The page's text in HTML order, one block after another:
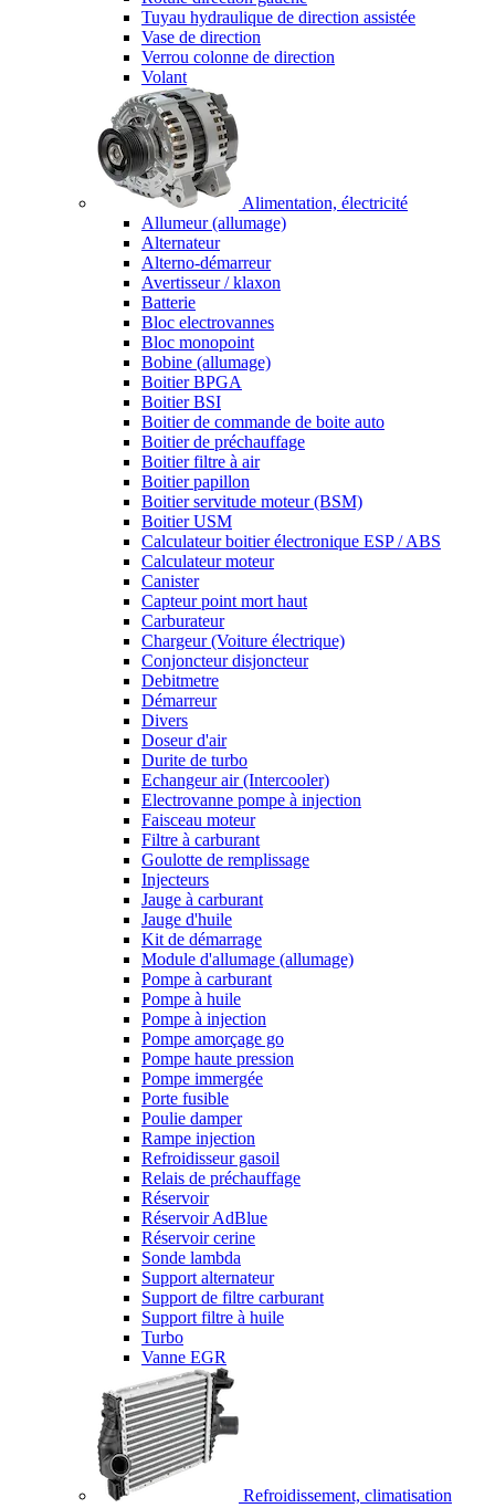
Tuyau hydraulique de direction assistée
Vase de direction
Verrou colonne de direction
Volant
Alimentation, électricité
Allumeur (allumage)
Alternateur
Alterno-démarreur
Avertisseur / klaxon
Batterie
Bloc electrovannes
Bloc monopoint
Bobine (allumage)
Boitier BPGA
Boitier BSI
Boitier de commande de boite auto
Boitier de préchauffage
Boitier filtre à air
Boitier papillon
Boitier servitude moteur (BSM)
Boitier USM
Calculateur boitier électronique ESP / ABS
Calculateur moteur
Canister
Capteur point mort haut
Carburateur
Chargeur (Voiture électrique)
Conjoncteur disjoncteur
Debitmetre
Démarreur
Divers
Doseur d'air
Durite de turbo
Echangeur air (Intercooler)
Electrovanne pompe à injection
Faisceau moteur
Filtre à carburant
Goulotte de remplissage
Injecteurs
Jauge à carburant
Jauge d'huile
Kit de démarrage
Module d'allumage (allumage)
Pompe à carburant
Pompe à huile
Pompe à injection
Pompe amorçage go
Pompe haute pression
Pompe immergée
Porte fusible
Poulie damper
Rampe injection
Refroidisseur gasoil
Relais de préchauffage
Réservoir
Réservoir AdBlue
Réservoir cerine
Sonde lambda
Support alternateur
Support de filtre carburant
Support filtre à huile
Turbo
Vanne EGR
Refroidissement, climatisation